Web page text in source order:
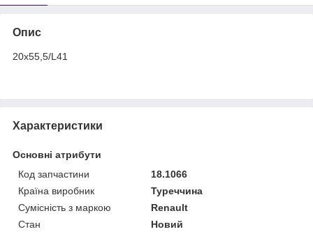
Опис
20x55,5/L41
Характеристики
Основні атрибути
Код запчастини
18.1066
Країна виробник
Туреччина
Сумісність з маркою
Renault
Стан
Новий